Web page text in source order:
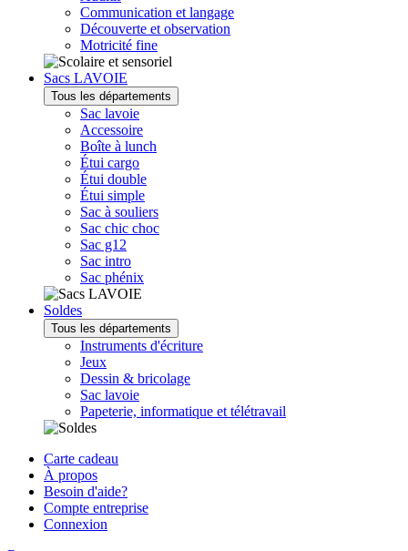
Communication et langage
Découverte et observation
Motricité fine
Sacs LAVOIE
Tous les départements
Sac lavoie
Accessoire
Boîte à lunch
Étui cargo
Étui double
Étui simple
Sac à souliers
Sac chic choc
Sac g12
Sac intro
Sac phénix
Soldes
Tous les départements
Instruments d'écriture
Jeux
Dessin & bricolage
Sac lavoie
Papeterie, informatique et télétravail
Carte cadeau
À propos
Besoin d'aide?
Compte entreprise
Connexion